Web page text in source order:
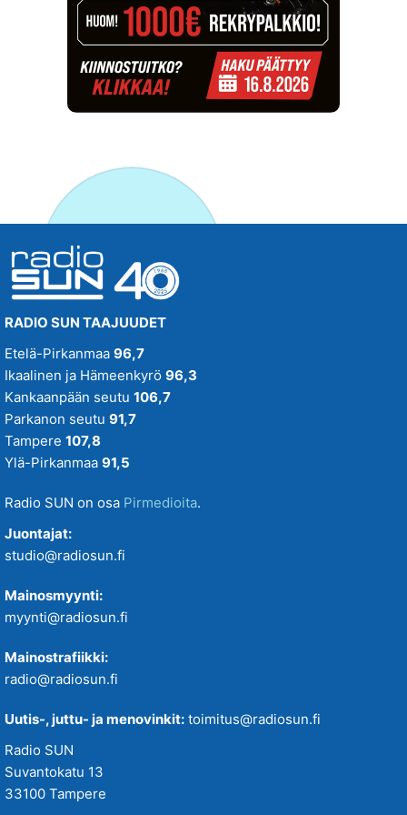
RADIO SUN TAAJUUDET
Etelä-Pirkanmaa 96,7
Ikaalinen ja Hämeenkyrö 96,3
Kankaanpään seutu 106,7
Parkanon seutu 91,7
Tampere 107,8
Ylä-Pirkanmaa 91,5
Radio SUN on osa Pirmedioita.
Juontajat:
studio@radiosun.fi
Mainosmyynti:
myynti@radiosun.fi
Mainostrafiikki:
radio@radiosun.fi
Uutis-, juttu- ja menovinkit: toimitus@radiosun.fi
Radio SUN
Suvantokatu 13
33100 Tampere